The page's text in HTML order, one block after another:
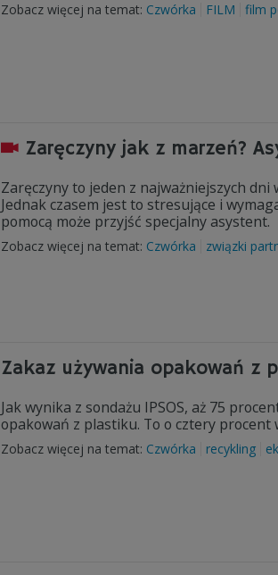
Zobacz więcej na temat: Czwórka FILM film
Zaręczyny jak z marzeń?
Zaręczyny to jeden z najważniejszych dni
Jednak czasem jest to stresujące i
pomocą może przyjść specjalny asystent.
Zobacz więcej na temat: Czwórka związki
Zakaz używania opakowań z
Jak wynika z sondażu IPSOS, aż 75
opakowań z plastiku. To o cztery procent
Zobacz więcej na temat: Czwórka recykling